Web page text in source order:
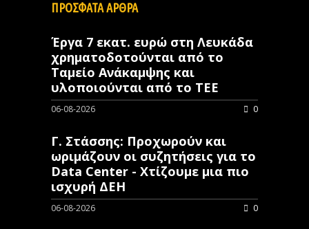
ΠΡΟΣΦΑΤΑ ΑΡΘΡΑ
Έργα 7 εκατ. ευρώ στη Λευκάδα
χρηματοδοτούνται από το
Ταμείο Ανάκαμψης και
υλοποιούνται από το ΤΕΕ
06-08-2026 0
Γ. Στάσσης: Προχωρούν και
ωριμάζουν οι συζητήσεις για το
Data Center - Χτίζουμε μια πιο
ισχυρή ΔΕΗ
06-08-2026 0